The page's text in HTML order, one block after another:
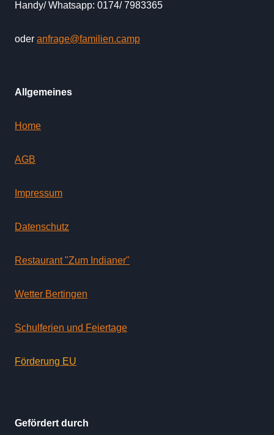
Handy/ Whatsapp: 0174/ 7983365
oder anfrage@familien.camp
Allgemeines
Home
AGB
Impressum
Datenschutz
Restaurant "Zum Indianer"
Wetter Bertingen
Schulferien und Feiertage
Förderung EU
Gefördert durch